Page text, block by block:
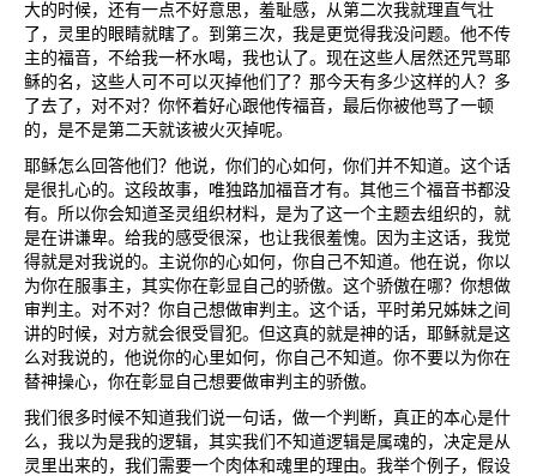
大的时候，还有一点不好意思，羞耻感，从第二次我就理直气壮
了，灵里的眼睛就瞎了。到第三次，我是更觉得我没问题。他不传
主的福音，不给我一杯水喝，我也认了。现在这些人居然还咒骂耶
稣的名，这些人可不可以灭掉他们了？那今天有多少这样的人？多
了去了，对不对？你怀着好心跟他传福音，最后你被他骂了一顿
的，是不是第二天就该被火灭掉呢。
耶稣怎么回答他们？他说，你们的心如何，你们并不知道。这个话
是很扎心的。这段故事，唯独路加福音才有。其他三个福音书都没
有。所以你会知道圣灵组织材料，是为了这一个主题去组织的，就
是在讲谦卑。给我的感受很深，也让我很羞愧。因为主这话，我觉
得就是对我说的。主说你的心如何，你自己不知道。他在说，你以
为你在服事主，其实你在彰显自己的骄傲。这个骄傲在哪？你想做
审判主。对不对？你自己想做审判主。这个话，平时弟兄姊妹之间
讲的时候，对方就会很受冒犯。但这真的就是神的话，耶稣就是这
么对我说的，他说你的心里如何，你自己不知道。你不要以为你在
替神操心，你在彰显自己想要做审判主的骄傲。
我们很多时候不知道我们说一句话，做一个判断，真正的本心是什
么，我以为是我的逻辑，其实我们不知道逻辑是属魂的，决定是从
灵里出来的，我们需要一个肉体和魂里的理由。我举个例子，假设